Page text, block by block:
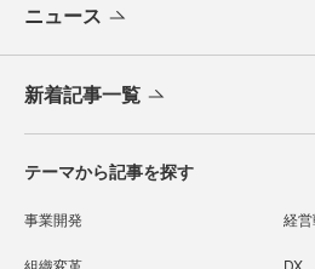
ニュース
新着記事一覧
テーマから記事を探す
事業開発 経